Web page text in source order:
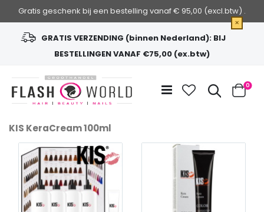
Gratis geschenk bij een bestelling vanaf € 95,00 (excl.btw) .
×
GRATIS VERZENDING (binnen Nederland): BIJ
BESTELLINGEN VANAF €75,00 (ex.btw)
de
inhoud
Zoek
Cart
0
KIS KeraCream 100ml